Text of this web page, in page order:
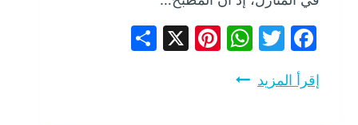
Facebook
Twitter
WhatsApp
Pinterest
X
إقرأ المزيد تسليك